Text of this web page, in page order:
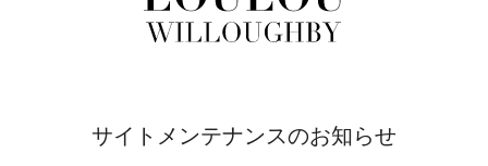
サイトメンテナンスのお知らせ